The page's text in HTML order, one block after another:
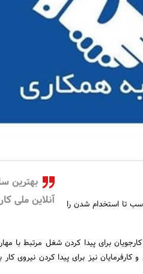
بهترین
آنلاین ملی کار
تا استخدام شدن را
برای پیدا کردن شغل مرتبط با
نیز برای پیدا کردن نیروی